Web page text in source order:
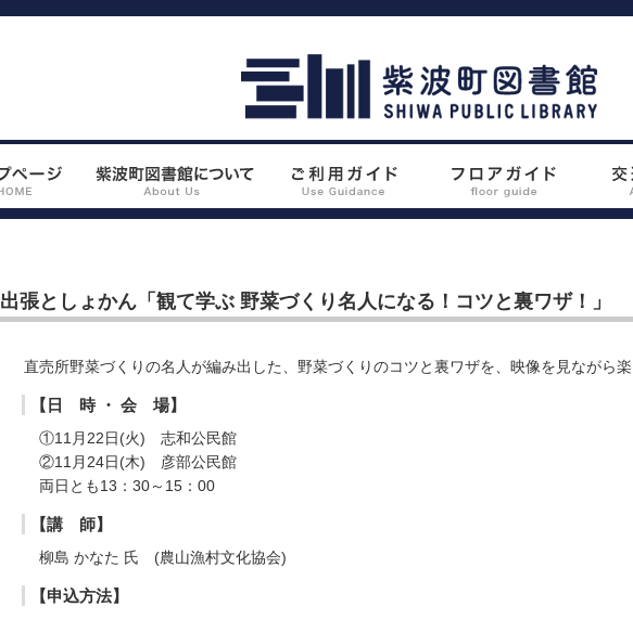
出張としょかん「観て学ぶ 野菜づくり名人になる！コツと裏ワザ！」
直売所野菜づくりの名人が編み出した、野菜づくりのコツと裏ワザを、映像を見ながら楽
【日 時 ・ 会 場】
①11月22日(火) 志和公民館
②11月24日(木) 彦部公民館
両日とも13：30～15：00
【講 師】
柳島 かなた 氏 (農山漁村文化協会)
【申込方法】